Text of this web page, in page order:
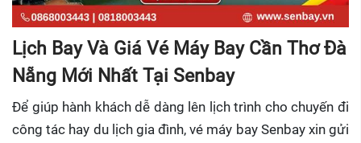
Lịch Bay Và Giá Vé Máy Bay Cần Thơ Đà
Nẵng Mới Nhất Tại Senbay
Để giúp hành khách dễ dàng lên lịch trình cho chuyến đi
công tác hay du lịch gia đình, vé máy bay Senbay xin gửi